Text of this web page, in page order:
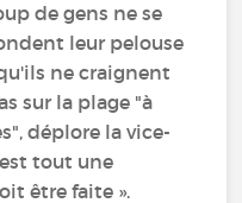
de gens ne se
leur pelouse
ne craignent
sur la plage "à
déplore la vice-
tout une
être faite ».